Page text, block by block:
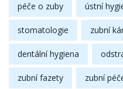
péče o zuby ústní
stomatologie zubní
dentální hygiena
zubní fazety zubní